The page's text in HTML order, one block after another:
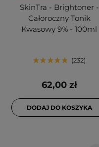
SkinTra - Brightoner -
Całoroczny Tonik
Kwasowy 9% - 100ml
232
62,00 zł
DODAJ DO KOSZYKA